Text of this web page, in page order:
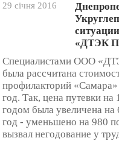
29 січня 2016
«ДТЭК
Специалистами ООО
была рассчитана
профилакторий
год. Так, цена путевки
годом была увеличена на
год - уменьшено на 980
вызвал негодование у